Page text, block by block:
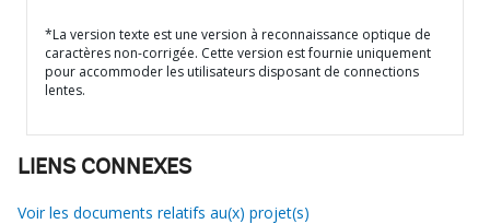
*La version texte est une version à reconnaissance optique de
caractères non-corrigée. Cette version est fournie uniquement
pour accommoder les utilisateurs disposant de connections
lentes.
LIENS CONNEXES
Voir les documents relatifs au(x) projet(s)